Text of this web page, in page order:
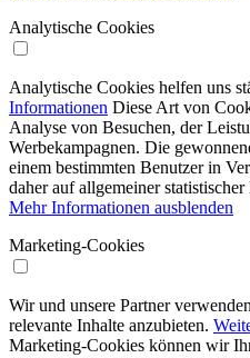
Analytische Cookies
Analytische Cookies helfen uns
Informationen Diese Art von
Analyse von Besuchen, der
Werbekampagnen. Die
einem bestimmten Benutzer in
daher auf allgemeiner statistischer
Mehr Informationen ausblenden
Marketing-Cookies
Wir und unsere Partner
relevante Inhalte anzubieten.
Marketing-Cookies können wir